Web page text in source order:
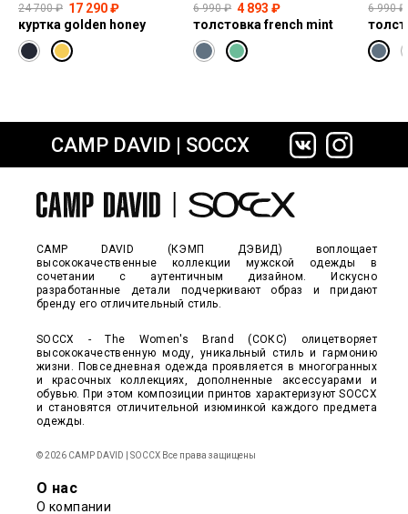
сайте СДЭК
24 700 ₽ 17 290 ₽
куртка golden honey
6 990 ₽ 4 893 ₽
толстовка french mint
6 990 ₽
CAMP DAVID | SOCCX
CAMP DAVID (КЭМП ДЭВИД) воплощает
высококачественные коллекции мужской одежды в
сочетании с аутентичным дизайном. Искусно
разработанные детали подчеркивают образ и придают
бренду его отличительный стиль.
SOCCX - The Women's Brand (СОКС) олицетворяет
высококачественную моду, уникальный стиль и гармонию
жизни. Повседневная одежда проявляется в многогранных
и красочных коллекциях, дополненные аксессуарами и
обувью. При этом композиции принтов характеризуют SOCCX
и становятся отличительной изюминкой каждого предмета
одежды.
© 2026 CAMP DAVID | SOCCX Все права защищены
О нас
О компании